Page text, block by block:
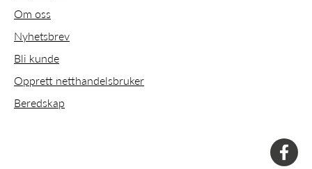
Om oss
Nyhetsbrev
Bli kunde
Opprett netthandelsbruker
Beredskap